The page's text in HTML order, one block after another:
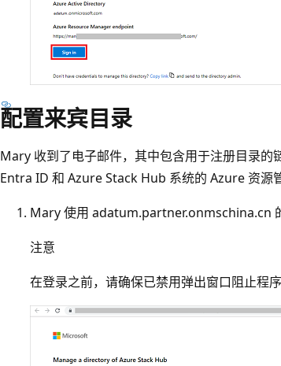
配置来宾目录
Mary 收到了电子邮件，其中包含用于注册目录
Entra ID 和 Azure Stack Hub 系统的 Azure 资源
Mary 使用 adatum.partner.onmschina.cn
注意
在登录之前，请确保已禁用弹出窗口阻止程序